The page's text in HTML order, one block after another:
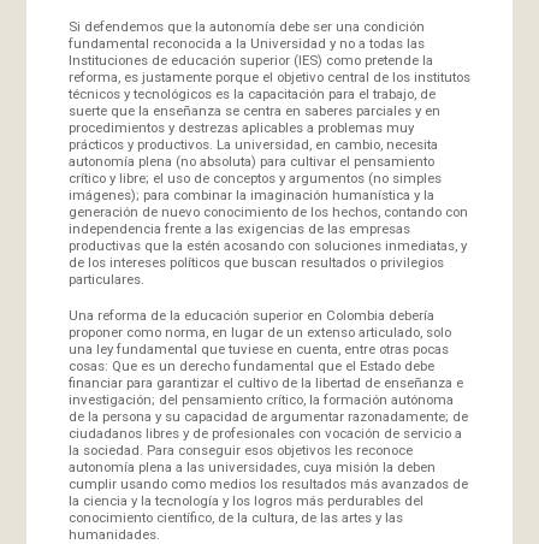
Si defendemos que la autonomía debe ser una condición
fundamental reconocida a la Universidad y no a todas las
Instituciones de educación superior (IES) como pretende la
reforma, es justamente porque el objetivo central de los institutos
técnicos y tecnológicos es la capacitación para el trabajo, de
suerte que la enseñanza se centra en saberes parciales y en
procedimientos y destrezas aplicables a problemas muy
prácticos y productivos. La universidad, en cambio, necesita
autonomía plena (no absoluta) para cultivar el pensamiento
crítico y libre; el uso de conceptos y argumentos (no simples
imágenes); para combinar la imaginación humanística y la
generación de nuevo conocimiento de los hechos, contando con
independencia frente a las exigencias de las empresas
productivas que la estén acosando con soluciones inmediatas, y
de los intereses políticos que buscan resultados o privilegios
particulares.
Una reforma de la educación superior en Colombia debería
proponer como norma, en lugar de un extenso articulado, solo
una ley fundamental que tuviese en cuenta, entre otras pocas
cosas: Que es un derecho fundamental que el Estado debe
financiar para garantizar el cultivo de la libertad de enseñanza e
investigación; del pensamiento crítico, la formación autónoma
de la persona y su capacidad de argumentar razonadamente; de
ciudadanos libres y de profesionales con vocación de servicio a
la sociedad. Para conseguir esos objetivos les reconoce
autonomía plena a las universidades, cuya misión la deben
cumplir usando como medios los resultados más avanzados de
la ciencia y la tecnología y los logros más perdurables del
conocimiento científico, de la cultura, de las artes y las
humanidades.